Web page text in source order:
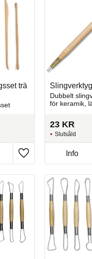
trä
Lägg till i favoriter
Slingverktyg
Dubbelt
för keramik,
detaljarbete.
23KR
Slutsåld
Info